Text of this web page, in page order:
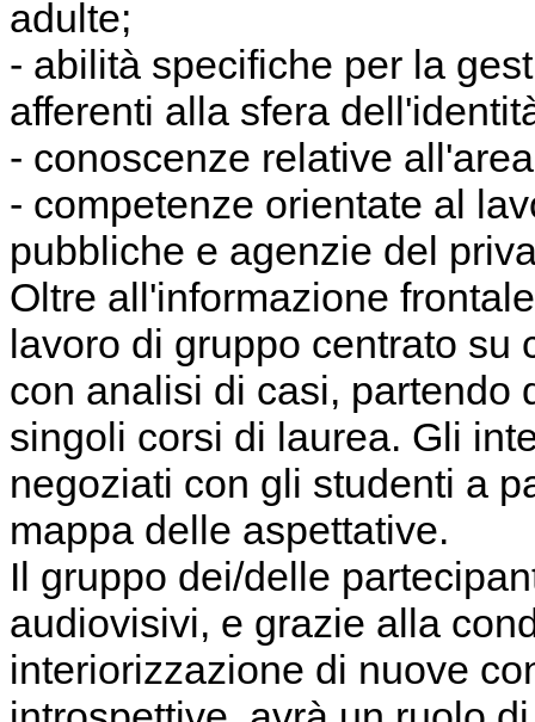
adulte;
- abilità specifiche per la
afferenti alla sfera
- conoscenze relative
- competenze orientate al
pubbliche e agenzie del
Oltre all'informazione
lavoro di gruppo centrato su
con analisi di casi, partendo
singoli corsi di laurea. Gli
negoziati con gli studenti a
mappa delle aspettative.
Il gruppo dei/delle
audiovisivi, e grazie alla
interiorizzazione di nuove